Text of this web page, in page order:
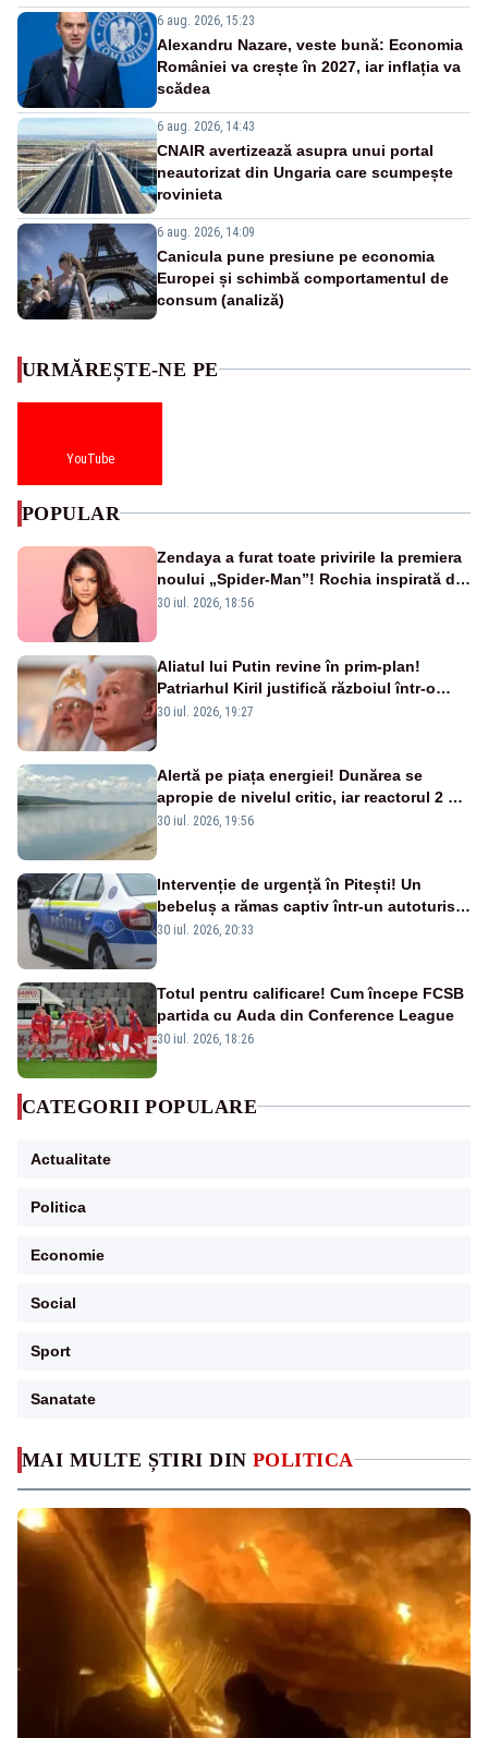
6 aug. 2026, 15:23
Alexandru Nazare, veste bună: Economia
României va crește în 2027, iar inflația va
scădea
6 aug. 2026, 14:43
CNAIR avertizează asupra unui portal
neautorizat din Ungaria care scumpește
rovinieta
6 aug. 2026, 14:09
Canicula pune presiune pe economia
Europei și schimbă comportamentul de
consum (analiză)
MAI MULTE ȘTIRI DIN POLITICA
URMĂREȘTE-NE PE
YouTube
POPULAR
Zendaya a furat toate privirile la premiera
noului „Spider-Man”! Rochia inspirată de
pânza de păianjen a făcut senzație
30 iul. 2026, 18:56
Aliatul lui Putin revine în prim-plan!
Patriarhul Kiril justifică războiul într-o
nouă carte
30 iul. 2026, 19:27
Alertă pe piața energiei! Dunărea se
apropie de nivelul critic, iar reactorul 2 de
la Cernavodă ar putea fi oprit
30 iul. 2026, 19:56
Intervenție de urgență în Pitești! Un
bebeluș a rămas captiv într-un autoturism
din cauza unei defecțiuni
30 iul. 2026, 20:33
Totul pentru calificare! Cum începe FCSB
partida cu Auda din Conference League
30 iul. 2026, 18:26
CATEGORII POPULARE
Actualitate
Politica
Economie
Social
Sport
Sanatate